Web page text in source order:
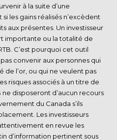
à la suite d’une
les gains réalisés n’excèdent
aux présentes. Un investisseur
importante ou la totalité de
C’est pourquoi cet outil
convenir aux personnes qui
de l’or, ou qui ne veulent pas
risques associés à un titre de
disposeront d’aucun recours
du Canada s’ils
Les investisseurs
en revue les
d’information pertinent sous